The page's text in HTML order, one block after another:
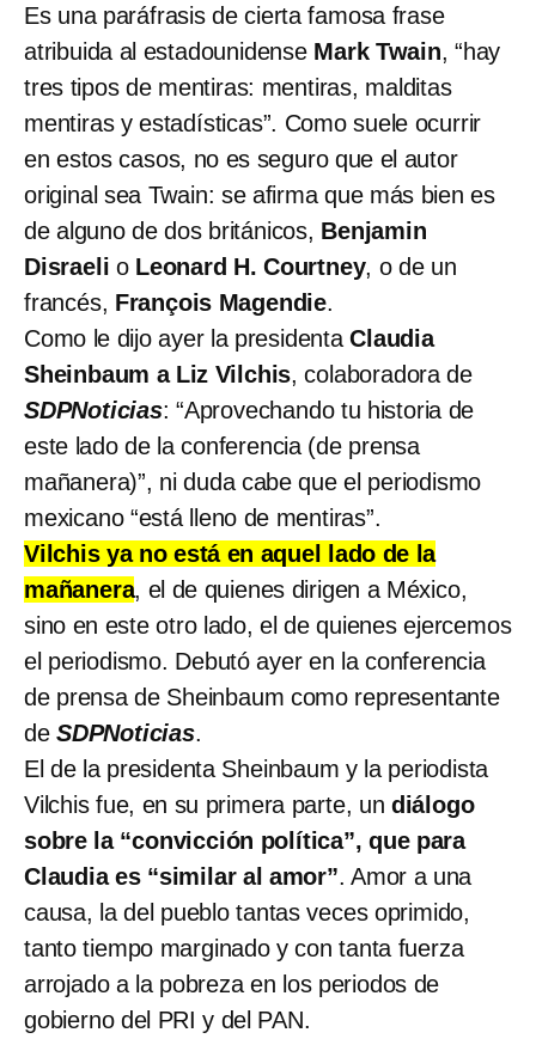
Es una paráfrasis de cierta famosa frase
atribuida al estadounidense Mark Twain, “hay
tres tipos de mentiras: mentiras, malditas
mentiras y estadísticas”. Como suele ocurrir
en estos casos, no es seguro que el autor
original sea Twain: se afirma que más bien es
de alguno de dos británicos, Benjamin
Disraeli o Leonard H. Courtney, o de un
francés, François Magendie.
Como le dijo ayer la presidentaClaudia
Sheinbaum a Liz Vilchis, colaboradora de
SDPNoticias: “Aprovechando tu historia de
este lado de la conferencia (de prensa
mañanera)”, ni duda cabe que el periodismo
mexicano “está lleno de mentiras”.
Vilchis ya no está en aquel lado de la
mañanera, el de quienes dirigen a México,
sino en este otro lado, el de quienes ejercemos
el periodismo. Debutó ayer en la conferencia
de prensa de Sheinbaum como representante
de SDPNoticias.
El de la presidenta Sheinbaum y la periodista
Vilchis fue, en su primera parte, un diálogo
sobre la “convicción política”, que para
Claudia es “similar al amor”. Amor a una
causa, la del pueblo tantas veces oprimido,
tanto tiempo marginado y con tanta fuerza
arrojado a la pobreza en los periodos de
gobierno del PRI y del PAN.